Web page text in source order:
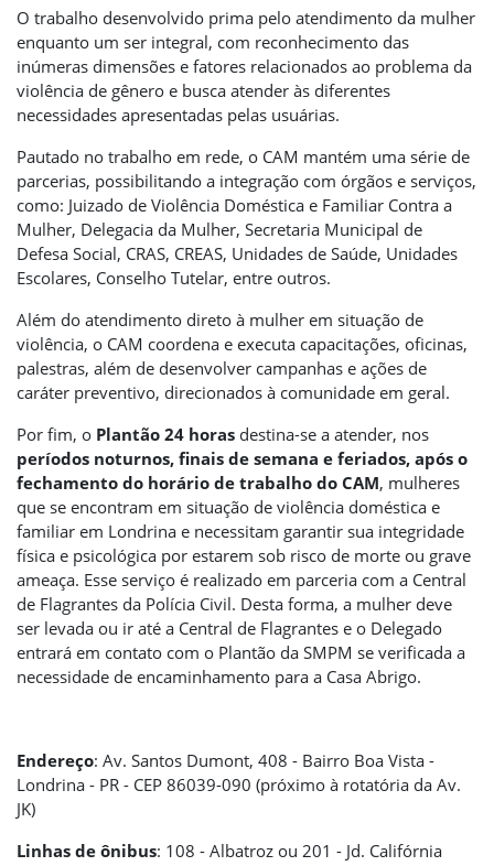
O trabalho desenvolvido prima pelo atendimento da mulher
enquanto um ser integral, com reconhecimento das
inúmeras dimensões e fatores relacionados ao problema da
violência de gênero e busca atender às diferentes
necessidades apresentadas pelas usuárias.
Pautado no trabalho em rede, o CAM mantém uma série de
parcerias, possibilitando a integração com órgãos e serviços,
como: Juizado de Violência Doméstica e Familiar Contra a
Mulher, Delegacia da Mulher, Secretaria Municipal de
Defesa Social, CRAS, CREAS, Unidades de Saúde, Unidades
Escolares, Conselho Tutelar, entre outros.
Além do atendimento direto à mulher em situação de
violência, o CAM coordena e executa capacitações, oficinas,
palestras, além de desenvolver campanhas e ações de
caráter preventivo, direcionados à comunidade em geral.
Por fim, o Plantão 24 horas destina-se a atender, nos
períodos noturnos, finais de semana e feriados, após o
fechamento do horário de trabalho do CAM, mulheres
que se encontram em situação de violência doméstica e
familiar em Londrina e necessitam garantir sua integridade
física e psicológica por estarem sob risco de morte ou grave
ameaça. Esse serviço é realizado em parceria com a Central
de Flagrantes da Polícia Civil. Desta forma, a mulher deve
ser levada ou ir até a Central de Flagrantes e o Delegado
entrará em contato com o Plantão da SMPM se verificada a
necessidade de encaminhamento para a Casa Abrigo.
Endereço: Av. Santos Dumont, 408 - Bairro Boa Vista -
Londrina - PR - CEP 86039-090 (próximo à rotatória da Av.
JK)
Linhas de ônibus: 108 - Albatroz ou 201 - Jd. Califórnia